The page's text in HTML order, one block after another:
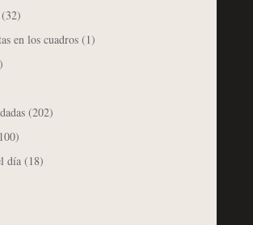
en los cuadros(1)
(202)
día(18)